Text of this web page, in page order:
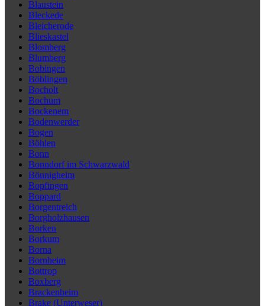
Blaustein
Bleckede
Bleicherode
Blieskastel
Blomberg
Blumberg
Bobingen
Böblingen
Bocholt
Bochum
Bockenem
Bodenwerder
Bogen
Böhlen
Bonn
Bonndorf im Schwarzwald
Bönnigheim
Bopfingen
Boppard
Borgentreich
Borgholzhausen
Borken
Borkum
Borna
Bornheim
Bottrop
Boxberg
Brackenheim
Brake (Unterweser)